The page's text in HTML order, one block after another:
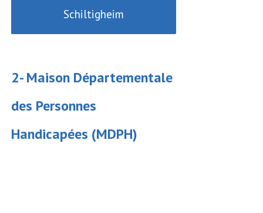
Schiltigheim
2-Maison Départementale
des Personnes
Handicapées (MDPH)